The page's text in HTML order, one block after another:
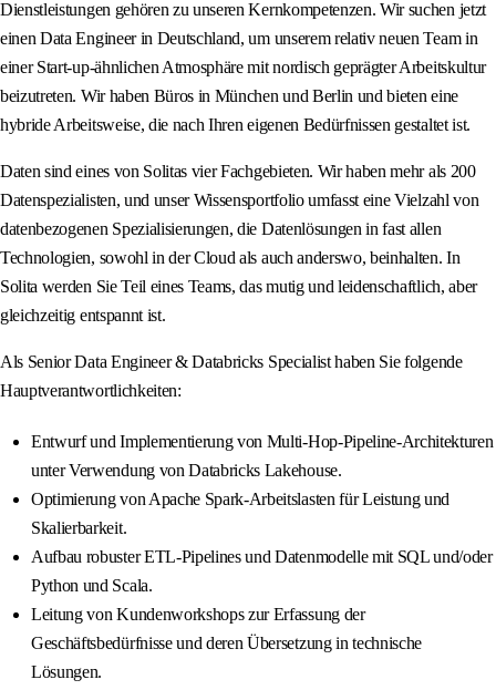
Dienstleistungen gehören zu unseren Kernkompetenzen. Wir suchen jetzt
einen Data Engineer in Deutschland, um unserem relativ neuen Team in
einer Start-up-ähnlichen Atmosphäre mit nordisch geprägter Arbeitskultur
beizutreten. Wir haben Büros in München und Berlin und bieten eine
hybride Arbeitsweise, die nach Ihren eigenen Bedürfnissen gestaltet ist.
Daten sind eines von Solitas vier Fachgebieten. Wir haben mehr als 200
Datenspezialisten, und unser Wissensportfolio umfasst eine Vielzahl von
datenbezogenen Spezialisierungen, die Datenlösungen in fast allen
Technologien, sowohl in der Cloud als auch anderswo, beinhalten. In
Solita werden Sie Teil eines Teams, das mutig und leidenschaftlich, aber
gleichzeitig entspannt ist.
Als Senior Data Engineer & Databricks Specialist haben Sie folgende
Hauptverantwortlichkeiten:
Entwurf und Implementierung von Multi-Hop-Pipeline-Architekturen
unter Verwendung von Databricks Lakehouse.
Optimierung von Apache Spark-Arbeitslasten für Leistung und
Skalierbarkeit.
Aufbau robuster ETL-Pipelines und Datenmodelle mit SQL und/oder
Python und Scala.
Leitung von Kundenworkshops zur Erfassung der
Geschäftsbedürfnisse und deren Übersetzung in technische
Lösungen.